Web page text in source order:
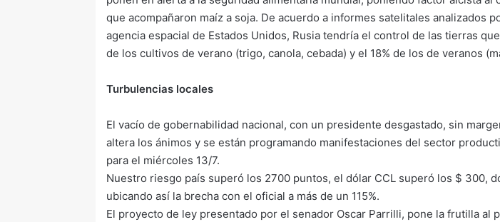
que acompañaron maíz a soja. De acuerdo a informes satelitales analizados
agencia espacial de Estados Unidos, Rusia tendría el control de las tierras
de los cultivos de verano (trigo, canola, cebada) y el 18% de los de veranos
Turbulencias locales
El vacío de gobernabilidad nacional, con un presidente desgastado, sin
altera los ánimos y se están programando manifestaciones del sector
para el miércoles 13/7.
Nuestro riesgo país superó los 2700 puntos, el dólar CCL superó los $ 300,
ubicando así la brecha con el oficial a más de un 115%.
El proyecto de ley presentado por el senador Oscar Parrilli, pone la frutilla al